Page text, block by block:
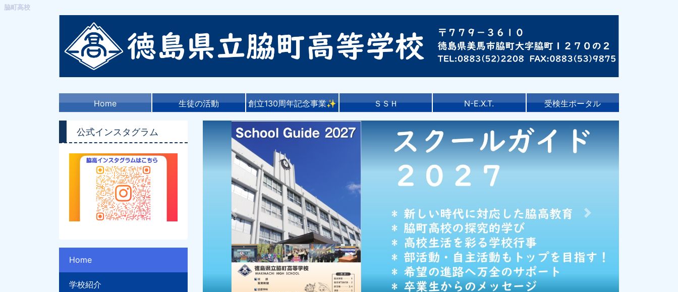
脇町高校
Home 生徒の活動 創立130周年記念事業✨ ＳＳＨ N-E.X.T. 受検生ポータル
公式インスタグラム
Home
学校紹介
Previous Next